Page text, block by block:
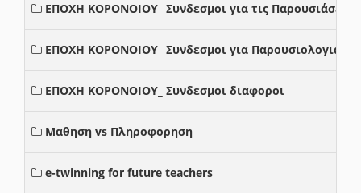
ΕΠΟΧΗ ΚΟΡΟΝΟΙΟΥ_ Συνδεσμοι για τις Παρουσιάσεις
ΕΠΟΧΗ ΚΟΡΟΝΟΙΟΥ_ Συνδεσμοι για Παρουσιολογια
ΕΠΟΧΗ ΚΟΡΟΝΟΙΟΥ_ Συνδεσμοι διαφοροι
Μαθηση vs Πληροφορηση
e-twinning for future teachers